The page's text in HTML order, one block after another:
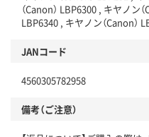
（Canon） LBP6300 , キヤノン
LBP6340 , キヤノン（Canon）
JANコード
4560305782958
備考（ご注意）